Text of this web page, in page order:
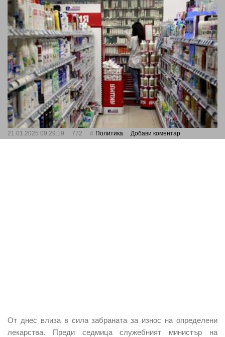
21.01.2025 09:29:19 772 Политика Добави коментар
От днес влиза в сила забраната за износ на определени
лекарства. Преди седмица служебният министър на